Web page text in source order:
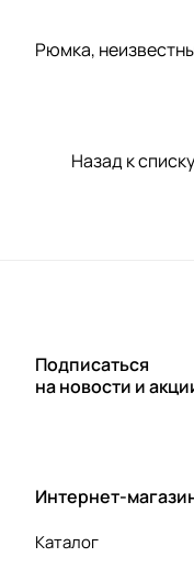
Рюмка,
Назад к списку
Подписаться
на новости и
Интернет-
Каталог